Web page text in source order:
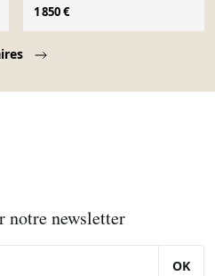
1 850 €
notre newsletter
OK